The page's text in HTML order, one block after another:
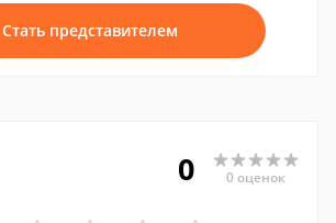
Стать представителем
0 0 оценок